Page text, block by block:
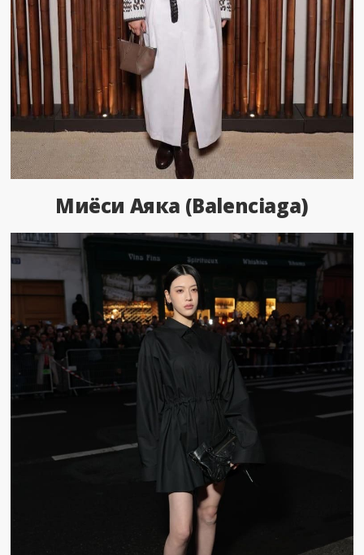
Миёси Аяка (Balenciaga)